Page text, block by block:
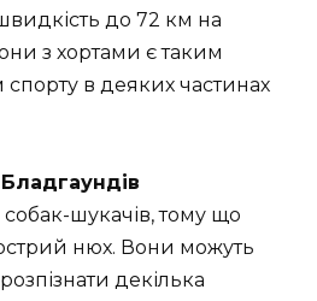
до 72 км на
з хортами є таким
в деяких частинах
Бладгаундів
шукачів, тому що
нюх. Вони можуть
декілька